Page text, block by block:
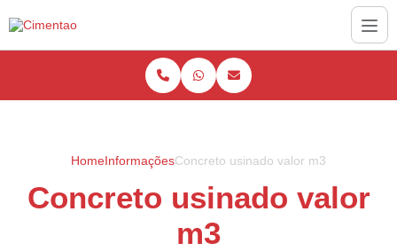
HomeInformaçõesConcreto usinado valor m3
Concreto usinado valor
m3